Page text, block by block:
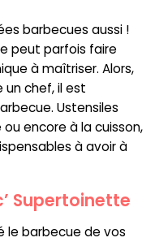
barbecues aussi !
peut parfois faire
à maîtriser. Alors,
un chef, il est
Ustensiles
encore à la cuisson,
à avoir à
Supertoinette
le barbecue de vos